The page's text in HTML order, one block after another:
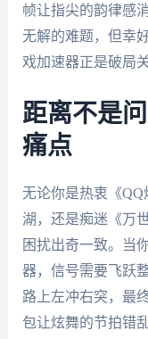
帧让指尖的韵律感
无解的难题，但幸
戏加速器正是破局关
距离不是
痛点
无论你是热衷《
湖，还是痴迷《万
困扰出奇一致。当
器，信号需要飞跃
路上左冲右突，最
包让炫舞的节拍错